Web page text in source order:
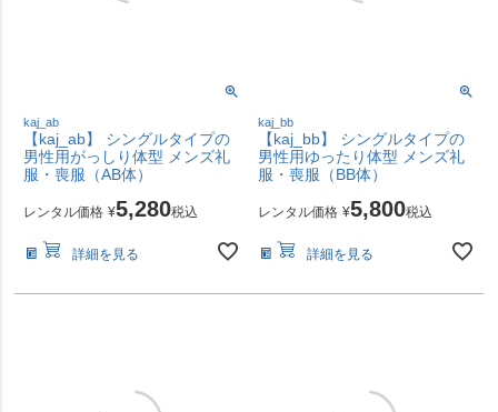
kaj_ab
【kaj_ab】 シングルタイプの
男性用がっしり体型 メンズ礼
服・喪服（AB体）
レンタル価格 ¥5,280税込
詳細を見る
kaj_bb
【kaj_bb】 シングルタイプの
男性用ゆったり体型 メンズ礼
服・喪服（BB体）
レンタル価格 ¥5,800税込
詳細を見る